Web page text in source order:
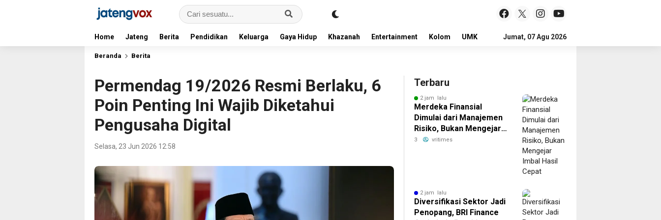
Home Jateng Berita Pendidikan Keluarga Gaya Hidup Khazanah Entertainment Kolom UMKM LOKER
Jumat, 07 Agu 2026
Beranda Berita
Permendag 19/2026 Resmi Berlaku, 6
Poin Penting Ini Wajib Diketahui
Pengusaha Digital
Selasa, 23 Jun 2026 12:58
Terbaru
2 jam lalu
Merdeka Finansial
Dimulai dari Manajemen
Risiko, Bukan Mengejar
Imbal Hasil Cepat
3 vritimes
2 jam lalu
Diversifikasi Sektor Jadi
Penopang, BRI Finance